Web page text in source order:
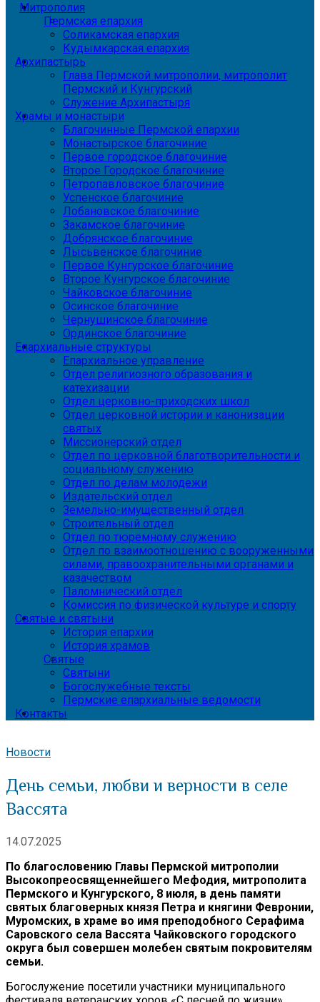
Митрополия
Пермская епархия
Соликамская епархия
Кудымкарская епархия
Архипастырь
Глава Пермской митрополии, митрополит
Пермский и Кунгурский
Служение Архипастыря
Храмы и монастыри
Благочинные Пермской епархии
Монастырское благочиние
Первое городское благочиние
Второе Городское благочиние
Петропавловское благочиние
Успенское благочиние
Лобановское благочиние
Закамское благочиние
Добрянское благочиние
Лысьвенское благочиние
Первое Кунгурское благочиние
Второе Кунгурское благочиние
Чайковское благочиние
Осинское благочиние
Чернушинское благочиние
Ординское благочиние
Епархиальные структуры
Епархиальное управление
Отдел религиозного образования и
катехизации
Отдел церковно-приходских школ
Отдел церковной истории и канонизации
святых
Миссионерский отдел
Отдел по церковной благотворительности и
социальному служению
Отдел по делам молодежи
Издательский отдел
Земельно-имущественный отдел
Строительный отдел
Отдел по тюремному служению
Отдел по взаимоотношению с вооруженными
силами, правоохранительными органами и
казачеством
Паломнический отдел
Комиссия по физической культуре и спорту
Святые и святыни
История епархии
История храмов
Святые
Святыни
Богослужебные тексты
Пермские епархиальные ведомости
Контакты
Новости
День семьи, любви и верности в селе
Вассята
14.07.2025
По благословению Главы Пермской митрополии
Высокопреосвященнейшего Мефодия, митрополита
Пермского и Кунгурского, 8 июля, в день памяти
святых благоверных князя Петра и княгини Февронии,
Муромских, в храме во имя преподобного Серафима
Саровского села Вассята Чайковского городского
округа был совершен молебен святым покровителям
семьи.
Богослужение посетили участники муниципального